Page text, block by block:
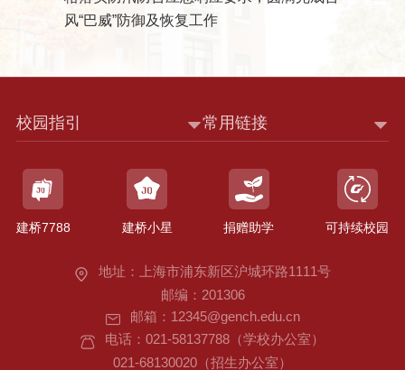
风“巴威”防御及恢复工作
地址：上海市浦东新区沪城环路1111号
邮编：201306
邮箱：12345@gench.edu.cn
电话：021-58137788（学校办公室）
021-68130020（招生办公室）
校园指引 常用链接
建桥7788 建桥小星 捐赠助学 可持续校园